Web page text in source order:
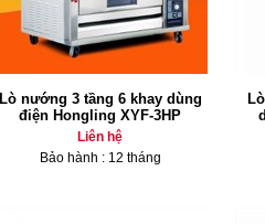
Lò nướng 3 tầng 6 khay dùng
điện Hongling XYF-3HP
Liên hệ
Bảo hành : 12 tháng